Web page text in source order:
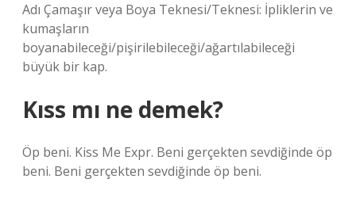
Adı Çamaşır veya Boya Teknesi/Teknesi: İpliklerin ve
kumaşların
boyanabileceği/pişirilebileceği/ağartılabileceği
büyük bir kap.
Kıss mı ne demek?
Öp beni. Kiss Me Expr. Beni gerçekten sevdiğinde öp
beni. Beni gerçekten sevdiğinde öp beni.